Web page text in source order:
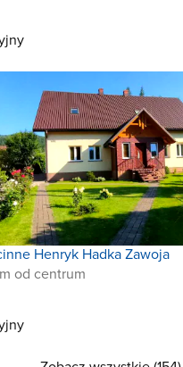
Henryk Hadka Zawoja
od centrum